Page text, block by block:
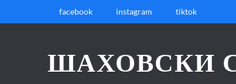
facebook instagram tiktok
ШАХОВСКИ